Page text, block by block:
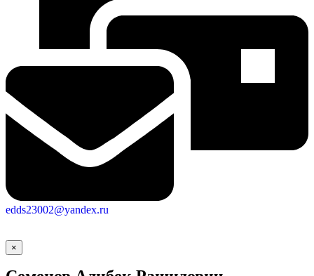
edds23002@yandex.ru
×